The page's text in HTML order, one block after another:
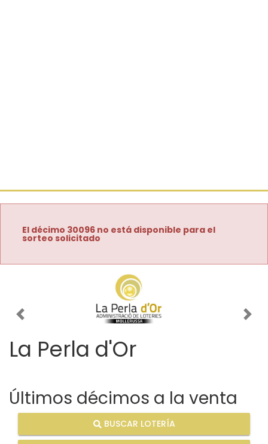
El décimo 30096 no está disponible para el
sorteo solicitado
Imagen anterior
La Perla d'Or
Últimos décimos a la venta
BUSCAR LOTERÍA